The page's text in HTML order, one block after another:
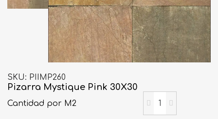
SKU PIIMP260
Pizarra Mystique Pink 30X30
Cantidad por M2